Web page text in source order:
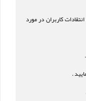
کاربران در مورد
.